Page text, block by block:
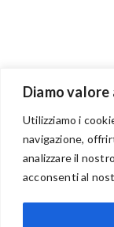
Diamo
Utilizziamo i
navigazione,
analizzare il
acconsenti al
BENVENUTI